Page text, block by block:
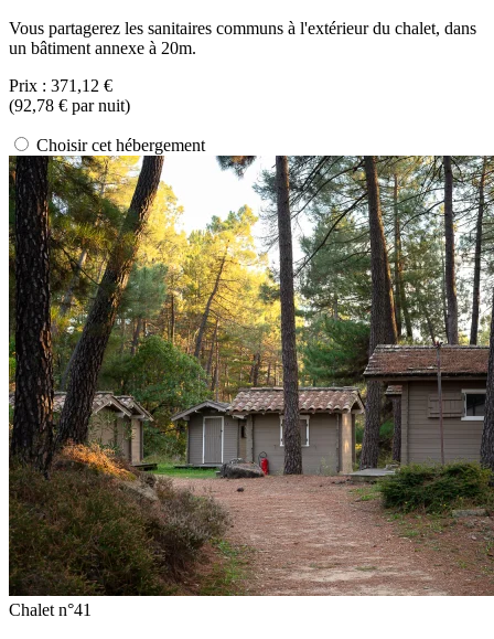
Vous partagerez les sanitaires communs à l'extérieur du chalet, dans
un bâtiment annexe à 20m.
Prix : 371,12 €
(92,78 € par nuit)
Choisir cet hébergement
Chalet n°41